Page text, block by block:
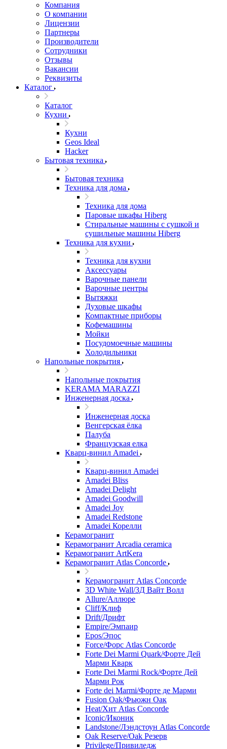
Компания
О компании
Лицензии
Партнеры
Производители
Сотрудники
Отзывы
Вакансии
Реквизиты
Каталог
Каталог
Кухни
Кухни
Geos Ideal
Hacker
Бытовая техника
Бытовая техника
Техника для дома
Техника для дома
Паровые шкафы Hiberg
Стиральные машины с сушкой и
сушильные машины Hiberg
Техника для кухни
Техника для кухни
Аксессуары
Варочные панели
Варочные центры
Вытяжки
Духовые шкафы
Компактные приборы
Кофемашины
Мойки
Посудомоечные машины
Холодильники
Напольные покрытия
Напольные покрытия
KERAMA MARAZZI
Инженерная доска
Инженерная доска
Венгерская ёлка
Палуба
Французская елка
Кварц-винил Amadei
Кварц-винил Amadei
Amadei Bliss
Amadei Delight
Amadei Goodwill
Amadei Joy
Amadei Redstone
Amadei Корелли
Керамогранит
Керамогранит Arcadia ceramica
Керамогранит ArtKera
Керамогранит Atlas Concorde
Керамогранит Atlas Concorde
3D White Wall/3Д Вайт Волл
Allure/Аллюрe
Cliff/Клиф
Drift/Дрифт
Empire/Эмпаир
Epos/Эпос
Force/Фoрс Atlas Concorde
Forte Dei Marmi Quark/Форте Дей
Марми Кварк
Forte Dei Marmi Rock/Форте Дей
Марми Рок
Forte dei Marmi/Форте де Марми
Fusion Oak/Фьюжн Оак
Heat/Xит Atlas Concorde
Iconic/Иконик
Landstone/Лэндстоун Atlas Concorde
Oak Reserve/Оak Резepв
Privilege/Привиледж